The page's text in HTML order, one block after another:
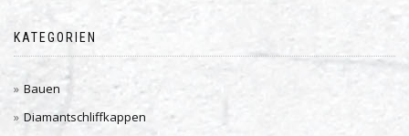
KATEGORIEN
Bauen
Diamantschliffkappen